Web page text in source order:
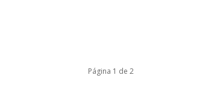
Página 1 de 2